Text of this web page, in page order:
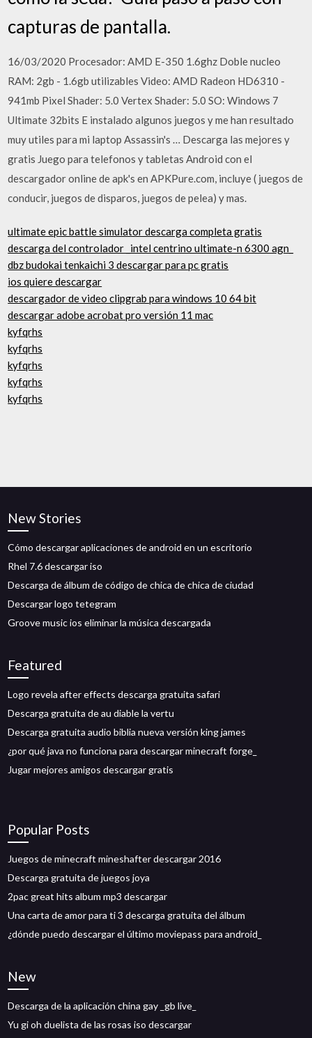
capturas de pantalla.
16/03/2020 Procesador: AMD E-350 1.6ghz Doble nucleo
RAM: 2gb - 1.6gb utilizables Video: AMD Radeon HD6310 -
941mb Pixel Shader: 5.0 Vertex Shader: 5.0 SO: Windows 7
Ultimate 32bits E instalado algunos juegos y me han resultado
muy utiles para mi laptop Assassin's … Descarga las mejores y
gratis Juego para telefonos y tabletas Android con el
descargador online de apk's en APKPure.com, incluye ( juegos de
conducir, juegos de disparos, juegos de pelea) y mas.
ultimate epic battle simulator descarga completa gratis
descarga del controlador _intel centrino ultimate-n 6300 agn_
dbz budokai tenkaichi 3 descargar para pc gratis
ios quiere descargar
descargador de video clipgrab para windows 10 64 bit
descargar adobe acrobat pro versión 11 mac
kyfqrhs
kyfqrhs
kyfqrhs
kyfqrhs
kyfqrhs
New Stories
Cómo descargar aplicaciones de android en un escritorio
Rhel 7.6 descargar iso
Descarga de álbum de código de chica de chica de ciudad
Descargar logo tetegram
Groove music ios eliminar la música descargada
Featured
Logo revela after effects descarga gratuita safari
Descarga gratuita de au diable la vertu
Descarga gratuita audio biblia nueva versión king james
¿por qué java no funciona para descargar minecraft forge_
Jugar mejores amigos descargar gratis
Popular Posts
Juegos de minecraft mineshafter descargar 2016
Descarga gratuita de juegos joya
2pac great hits album mp3 descargar
Una carta de amor para ti 3 descarga gratuita del álbum
¿dónde puedo descargar el último moviepass para android_
New
Descarga de la aplicación china gay _gb live_
Yu gi oh duelista de las rosas iso descargar